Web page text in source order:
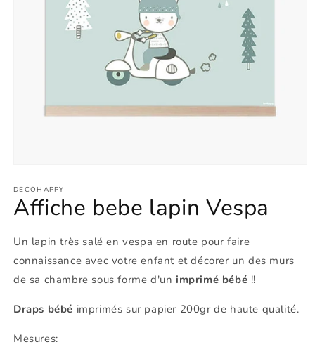
média
dans
modale
DECOHAPPY
Affiche bebe lapin Vespa
Un lapin très salé en vespa en route pour faire
connaissance avec votre enfant et décorer un des murs
de sa chambre sous forme d'un imprimé bébé !!
Draps bébé imprimés sur papier 200gr de haute qualité.
Mesures: